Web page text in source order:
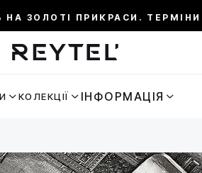
ПРИКРАСИ. ТЕРМІНИ
КОЛЕКЦІЇ ІНФОРМАЦІЯ